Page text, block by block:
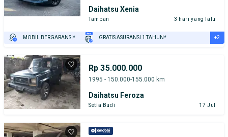
Daihatsu Xenia
Tampan 3 hari yang lalu
MOBIL BERGARANSI* GRATIS ASURANSI 1 TAHUN* +2
Rp 35.000.000
1995 - 150.000-155.000 km
Daihatsu Feroza
Setia Budi 17 Jul